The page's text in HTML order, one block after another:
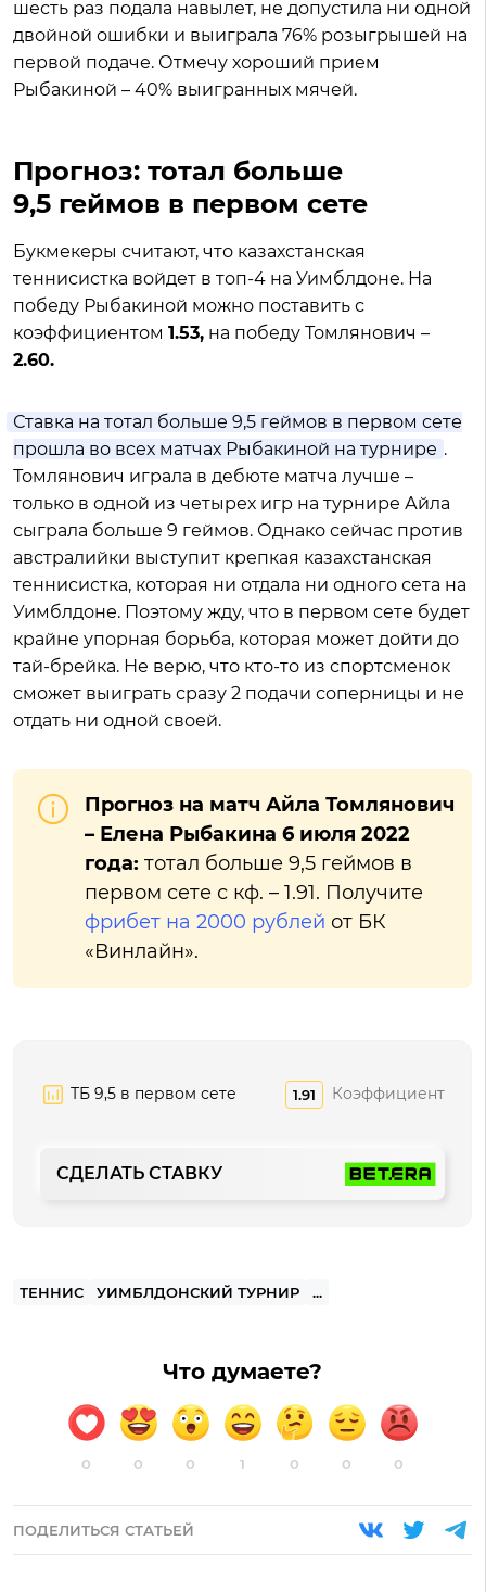
шесть раз подала навылет, не допустила ни одной
двойной ошибки и выиграла 76% розыгрышей на
первой подаче. Отмечу хороший прием
Рыбакиной – 40% выигранных мячей.
Прогноз: тотал больше
9,5 геймов в первом сете
Букмекеры считают, что казахстанская
теннисистка войдет в топ-4 на Уимблдоне. На
победу Рыбакиной можно поставить с
коэффициентом 1.53, на победу Томлянович –
2.60.
Ставка на тотал больше 9,5 геймов в первом сете
прошла во всех матчах Рыбакиной на турнире .
Томлянович играла в дебюте матча лучше –
только в одной из четырех игр на турнире Айла
сыграла больше 9 геймов. Однако сейчас против
австралийки выступит крепкая казахстанская
теннисистка, которая ни отдала ни одного сета на
Уимблдоне. Поэтому жду, что в первом сете будет
крайне упорная борьба, которая может дойти до
тай-брейка. Не верю, что кто-то из спортсменок
сможет выиграть сразу 2 подачи соперницы и не
отдать ни одной своей.
Прогноз на матч Айла Томлянович
– Елена Рыбакина 6 июля 2022
года: тотал больше 9,5 геймов в
первом сете с кф. – 1.91. Получите
фрибет на 2000 рублей от БК
«Винлайн».
ТБ 9,5 в первом сете 1.91 Коэффициент
СДЕЛАТЬ СТАВКУ
ТЕННИС УИМБЛДОНСКИЙ ТУРНИР ...
Что думаете?
0 0 0 1 0 0 0
ПОДЕЛИТЬСЯ СТАТЬЕЙ